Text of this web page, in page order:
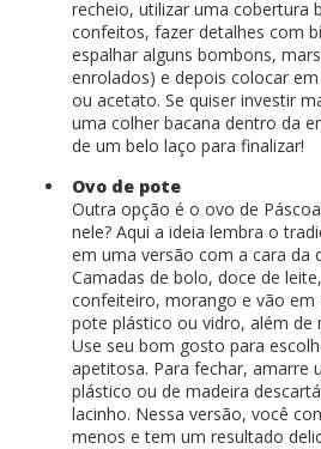
recheio, utilizar uma cobertura
confeitos, fazer detalhes com
espalhar alguns bombons,
enrolados) e depois colocar
ou acetato. Se quiser investir
uma colher bacana dentro da
de um belo laço para finalizar!
Ovo de pote
Outra opção é o ovo de
nele? Aqui a ideia lembra o
em uma versão com a cara da
Camadas de bolo, doce de
confeiteiro, morango e vão em
pote plástico ou vidro, além de
Use seu bom gosto para
apetitosa. Para fechar, amarre
plástico ou de madeira
lacinho. Nessa versão, você
menos e tem um resultado